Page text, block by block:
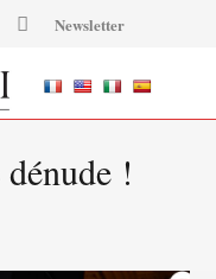
Newsletter
!